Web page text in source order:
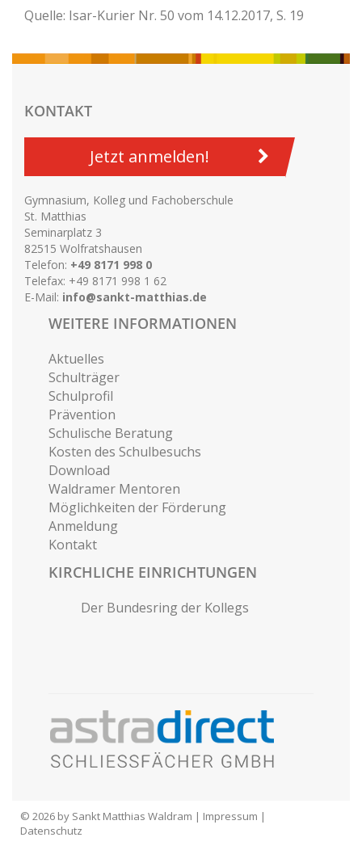
Quelle: Isar-Kurier Nr. 50 vom 14.12.2017, S. 19
KONTAKT
Jetzt anmelden!
Gymnasium, Kolleg und Fachoberschule
St. Matthias
Seminarplatz 3
82515 Wolfratshausen
Telefon: +49 8171 998 0
Telefax: +49 8171 998 1 62
E-Mail: info@sankt-matthias.de
WEITERE INFORMATIONEN
Aktuelles
Schulträger
Schulprofil
Prävention
Schulische Beratung
Kosten des Schulbesuchs
Download
Waldramer Mentoren
Möglichkeiten der Förderung
Anmeldung
Kontakt
KIRCHLICHE EINRICHTUNGEN
Der Bundesring der Kollegs
© 2026 by Sankt Matthias Waldram | Impressum |
Datenschutz